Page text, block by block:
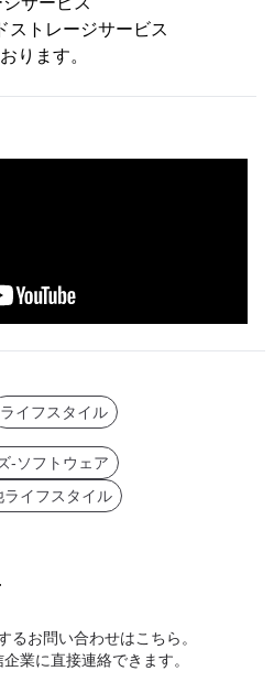
ストレージサービス
ります。
ライフスタイル
-ソフトウェア
ライフスタイル
るお問い合わせはこちら。
業に直接連絡できます。